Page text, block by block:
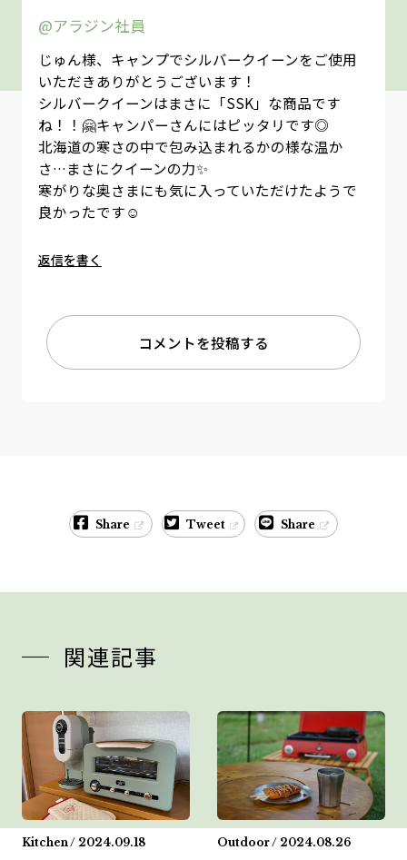
@アラジン社員
じゅん様、キャンプでシルバークイーンをご使用
いただきありがとうございます！
シルバークイーンはまさに「SSK」な商品です
ね！！🤗キャンパーさんにはピッタリです◎
北海道の寒さの中で包み込まれるかの様な温か
さ…まさにクイーンの力✨
寒がりな奥さまにも気に入っていただけたようで
良かったです☺
返信を書く
コメントを投稿する
Share Tweet Share
関連記事
Kitchen / 2024.09.18 Outdoor / 2024.08.26